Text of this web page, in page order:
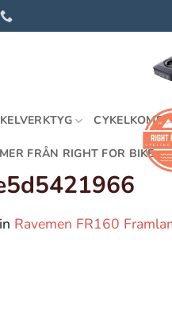
MER FRÅN RIGHT FOR BIKE
in Ravemen FR160